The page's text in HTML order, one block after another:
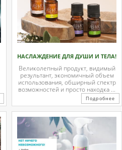
НАСЛАЖДЕНИЕ ДЛЯ ДУШИ И ТЕЛА!
Великолепный продукт, видимый
результант, экономичный объем
использования, обширный спектр
возможностей и просто находка ...
Подробнее